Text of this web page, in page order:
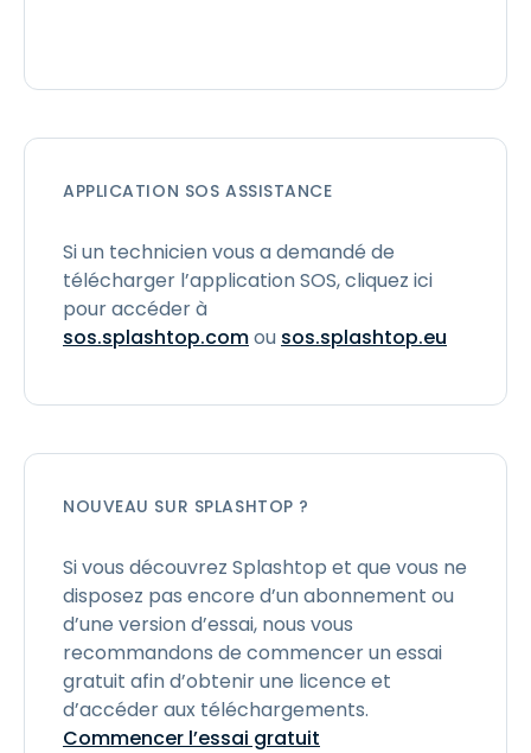
APPLICATION SOS ASSISTANCE
Si un technicien vous a demandé de
télécharger l’application SOS, cliquez ici
pour accéder à
sos.splashtop.comou sos.splashtop.eu
NOUVEAU SUR SPLASHTOP ?
Si vous découvrez Splashtop et que vous ne
disposez pas encore d’un abonnement ou
d’une version d’essai, nous vous
recommandons de commencer un essai
gratuit afin d’obtenir une licence et
d’accéder aux téléchargements.
Commencer l’essai gratuit